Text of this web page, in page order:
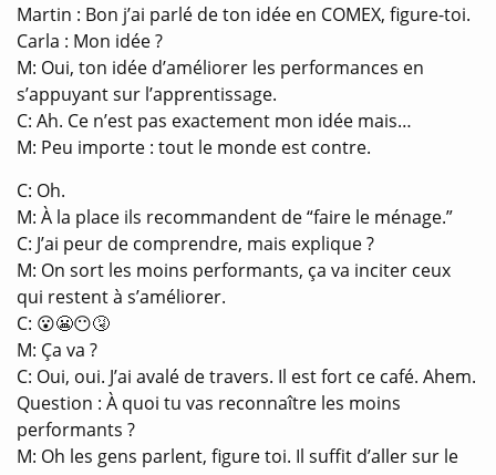
Martin : Bon j’ai parlé de ton idée en COMEX, figure-toi.
Carla : Mon idée ?
M: Oui, ton idée d’améliorer les performances en
s’appuyant sur l’apprentissage.
C: Ah. Ce n’est pas exactement mon idée mais…
M: Peu importe : tout le monde est contre.
C: Oh.
M: À la place ils recommandent de “faire le ménage.”
C: J’ai peur de comprendre, mais explique ?
M: On sort les moins performants, ça va inciter ceux
qui restent à s’améliorer.
C: 😮😬😶🤧
M: Ça va ?
C: Oui, oui. J’ai avalé de travers. Il est fort ce café. Ahem.
Question : À quoi tu vas reconnaître les moins
performants ?
M: Oh les gens parlent, figure toi. Il suffit d’aller sur le